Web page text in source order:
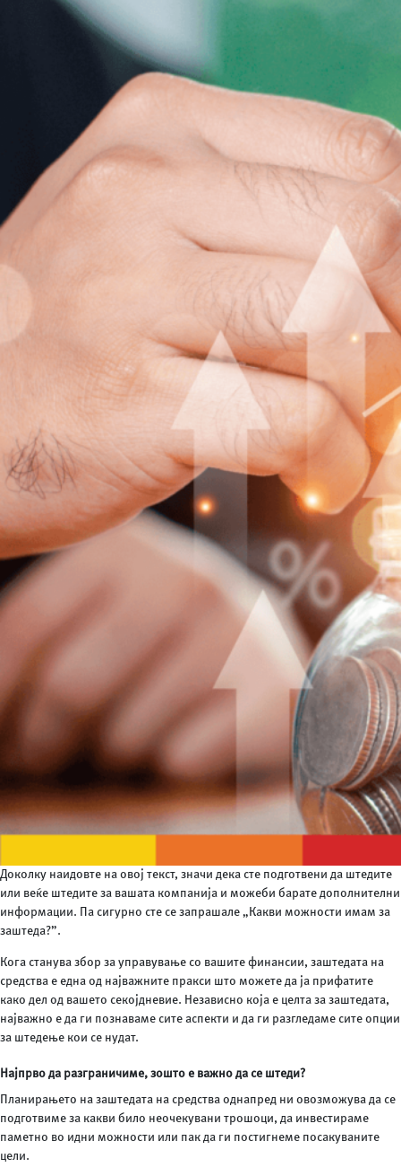
Доколку наидовте на овој текст, значи дека сте подготвени да штедите
или веќе штедите за вашата компанија и можеби барате дополнителни
информации. Па сигурно сте се запрашале „Какви можности имам за
заштеда?”.
Кога станува збор за управување со вашите финансии, заштедата на
средства е една од најважните пракси што можете да ја прифатите
како дел од вашето секојдневие. Независно која е целта за заштедата,
најважно е да ги познаваме сите аспекти и да ги разгледаме сите опции
за штедење кои се нудат.
Најпрво да разграничиме, зошто е важно да се штеди?
Планирањето на заштедата на средства однапред ни овозможува да се
подготвиме за какви било неочекувани трошоци, да инвестираме
паметно во идни можности или пак да ги постигнеме посакуваните
цели.